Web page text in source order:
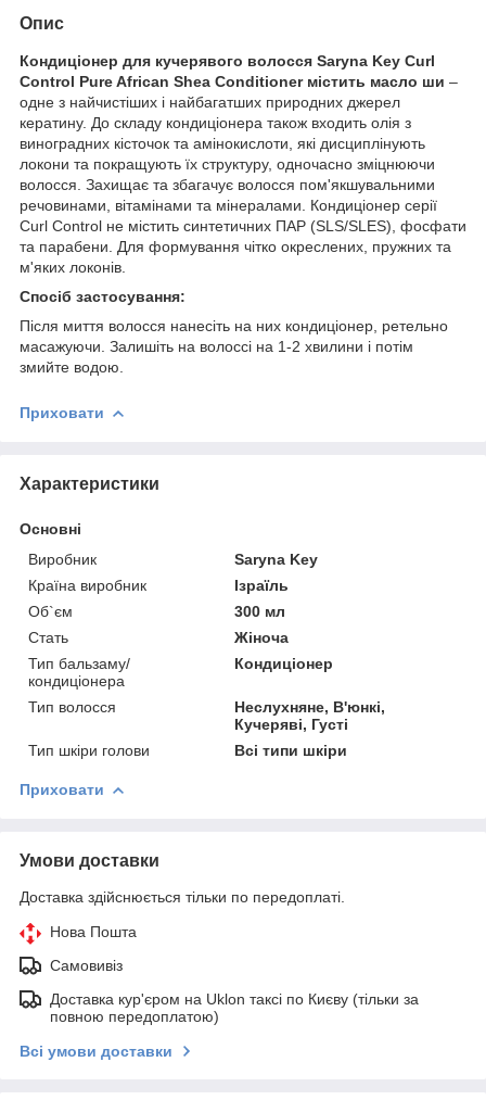
Опис
Кондиціонер для кучерявого волосся Saryna Key Curl
Control Pure African Shea Conditioner містить масло ши –
одне з найчистіших і найбагатших природних джерел
кератину. До складу кондиціонера також входить олія з
виноградних кісточок та амінокислоти, які дисциплінують
локони та покращують їх структуру, одночасно зміцнюючи
волосся. Захищає та збагачує волосся пом'якшувальними
речовинами, вітамінами та мінералами. Кондиціонер серії
Curl Control не містить синтетичних ПАР (SLS/SLES), фосфати
та парабени. Для формування чітко окреслених, пружних та
м'яких локонів.
Спосіб застосування:
Після миття волосся нанесіть на них кондиціонер, ретельно
масажуючи. Залишіть на волоссі на 1-2 хвилини і потім
змийте водою.
Приховати
Характеристики
Основні
Виробник
Saryna Key
Країна виробник
Ізраїль
Об`єм
300 мл
Стать
Жіноча
Тип бальзаму/
кондиціонера
Кондиціонер
Тип волосся
Неслухняне, В'юнкі,
Кучеряві, Густі
Тип шкіри голови
Всі типи шкіри
Приховати
Умови доставки
Доставка здійснюється тільки по передоплаті.
Нова Пошта
Самовивіз
Доставка кур'єром на Uklon таксі по Києву (тільки за
повною передоплатою)
Всі умови доставки